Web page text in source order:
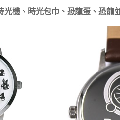
光機、時光包巾、恐龍蛋、恐龍